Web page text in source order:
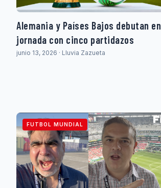
Alemania y Países Bajos debutan en
jornada con cinco partidazos
junio 13, 2026 · Lluvia Zazueta
FUTBOL MUNDIAL